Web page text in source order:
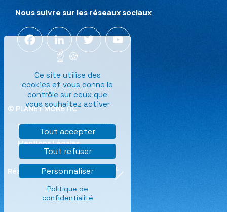
Nous suivre sur les réseaux sociaux
Facebook LinkedIn Twitter
© PLANET MONETIC
Politique de confidentialité
Mentions Légales
Réalisation
Ce site utilise des
cookies et vous donne le
contrôle sur ceux que
vous souhaitez activer
Tout accepter
Tout refuser
Personnaliser
Politique de
confidentialité